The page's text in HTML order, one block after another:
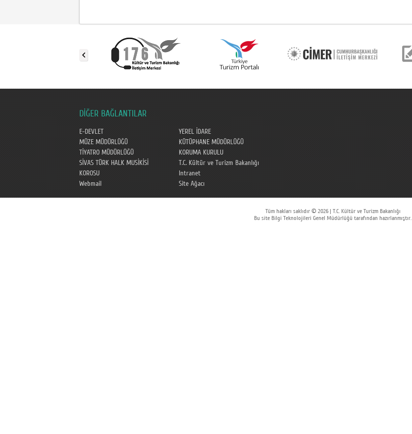
DİĞER BAĞLANTILAR
E-DEVLET
YEREL İDARE
MÜZE MÜDÜRLÜĞÜ
KÜTÜPHANE MÜDÜRLÜĞÜ
TİYATRO MÜDÜRLÜĞÜ
KORUMA KURULU
SİVAS TÜRK HALK MUSİKİSİ
KOROSU
T.C. Kültür ve Turizm Bakanlığı
Intranet
Webmail
Site Ağacı
Tüm hakları saklıdır © 2026 | T.C. Kültür ve Turizm Bakanlığı
Bu site Bilgi Teknolojileri Genel Müdürlüğü tarafından hazırlanmıştır.